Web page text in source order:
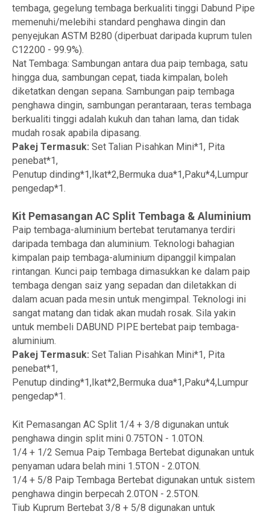
tembaga, gegelung tembaga berkualiti tinggi Dabund Pipe
memenuhi/melebihi standard penghawa dingin dan
penyejukan ASTM B280 (diperbuat daripada kuprum tulen
C12200 - 99.9%).
Nat Tembaga: Sambungan antara dua paip tembaga, satu
hingga dua, sambungan cepat, tiada kimpalan, boleh
diketatkan dengan sepana. Sambungan paip tembaga
penghawa dingin, sambungan perantaraan, teras tembaga
berkualiti tinggi adalah kukuh dan tahan lama, dan tidak
mudah rosak apabila dipasang.
Pakej Termasuk: Set Talian Pisahkan Mini*1, Pita
penebat*1,
Penutup dinding*1,Ikat*2,Bermuka dua*1,Paku*4,Lumpur
pengedap*1.
Kit Pemasangan AC Split Tembaga & Aluminium
Paip tembaga-aluminium bertebat terutamanya terdiri
daripada tembaga dan aluminium. Teknologi bahagian
kimpalan paip tembaga-aluminium dipanggil kimpalan
rintangan. Kunci paip tembaga dimasukkan ke dalam paip
tembaga dengan saiz yang sepadan dan diletakkan di
dalam acuan pada mesin untuk mengimpal. Teknologi ini
sangat matang dan tidak akan mudah rosak. Sila yakin
untuk membeli DABUND PIPE bertebat paip tembaga-
aluminium.
Pakej Termasuk: Set Talian Pisahkan Mini*1, Pita
penebat*1,
Penutup dinding*1,Ikat*2,Bermuka dua*1,Paku*4,Lumpur
pengedap*1.
Kit Pemasangan AC Split 1/4 + 3/8 digunakan untuk
penghawa dingin split mini 0.75TON - 1.0TON.
1/4 + 1/2 Semua Paip Tembaga Bertebat digunakan untuk
penyaman udara belah mini 1.5TON - 2.0TON.
1/4 + 5/8 Paip Tembaga Bertebat digunakan untuk sistem
penghawa dingin berpecah 2.0TON - 2.5TON.
Tiub Kuprum Bertebat 3/8 + 5/8 digunakan untuk